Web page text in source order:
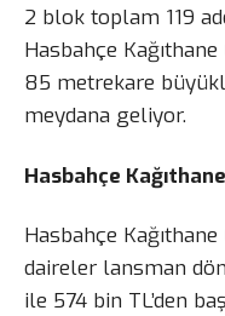
2 blok toplam 119
Hasbahçe
85 metrekare
meydana geliyor.
Hasbahçe
Hasbahçe
daireler lansman
ile 574 bin TL’den